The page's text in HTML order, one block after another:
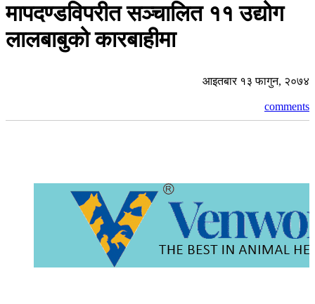
मापदण्डविपरीत सञ्चालित ११ उद्योग
लालबाबुको कारबाहीमा
आइतबार १३ फागुन, २०७४
comments